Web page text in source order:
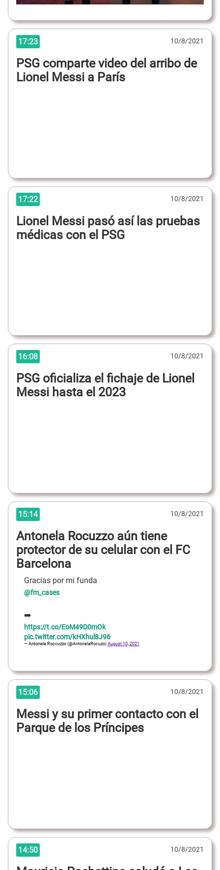
17:23 10/8/2021
PSG comparte video del arribo de
Lionel Messi a París
17:22 10/8/2021
Lionel Messi pasó así las pruebas
médicas con el PSG
16:08 10/8/2021
PSG oficializa el fichaje de Lionel
Messi hasta el 2023
15:14 10/8/2021
Antonela Rocuzzo aún tiene
protector de su celular con el FC
Barcelona
Gracias por mi funda
@fm_cases
➡️
https://t.co/EoM49D0mOk
pic.twitter.com/kHXhul8J96
— Antonela Roccuzzo (@AntonelaRocuzo)August 10, 2021
15:06 10/8/2021
Messi y su primer contacto con el
Parque de los Príncipes
14:50 10/8/2021